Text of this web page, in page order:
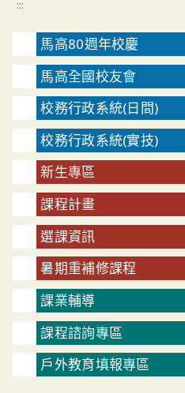
:::
馬高80週年校慶
馬高全國校友會
校務行政系統(日間)
校務行政系統(實技)
新生專區
課程計畫
選課資訊
暑期重補修課程
課業輔導
課程諮詢專區
戶外教育填報專區